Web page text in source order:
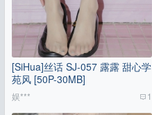
[SiHua]丝话 SJ-057 露露 甜心学
苑风 [50P-30MB]
娱*** 1